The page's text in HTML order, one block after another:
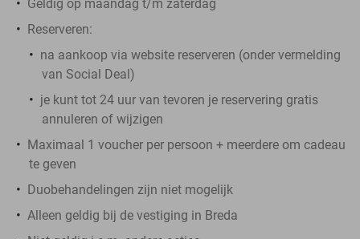
Geldig op maandag t/m zaterdag
Reserveren:
na aankoop via website reserveren (onder vermelding
van Social Deal)
je kunt tot 24 uur van tevoren je reservering gratis
annuleren of wijzigen
Maximaal 1 voucher per persoon + meerdere om cadeau
te geven
Duobehandelingen zijn niet mogelijk
Alleen geldig bij de vestiging in Breda